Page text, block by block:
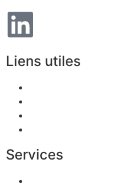
Liens utiles
Services